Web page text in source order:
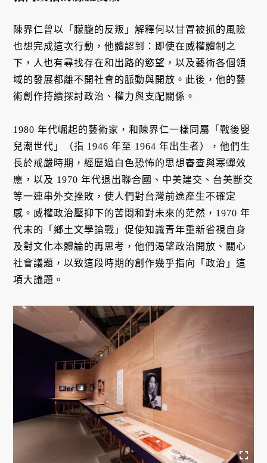
陳界仁曾以「朦朧的反叛」解釋何以甘冒被抓的風險
也想完成這次行動，他體認到：即使在威權體制之
下，人也有尋找存在和出路的慾望，以及藝術各個領
域的發展都離不開社會的脈動與開放。此後，他的藝
術創作持續探討政治、權力與支配關係。
1980 年代崛起的藝術家，和陳界仁一樣同屬「戰後嬰
兒潮世代」（指 1946 年至 1964 年出生者），他們生
長於戒嚴時期，經歷過白色恐怖的思想審查與寒蟬效
應，以及 1970 年代退出聯合國、中美建交、台美斷交
等一連串外交挫敗，使人們對台灣前途產生不確定
感。威權政治壓抑下的苦悶和對未來的茫然，1970 年
代末的「鄉土文學論戰」促使知識青年重新省視自身
及對文化本體論的再思考，他們渴望政治開放、關心
社會議題，以致這段時期的創作幾乎指向「政治」這
項大議題。